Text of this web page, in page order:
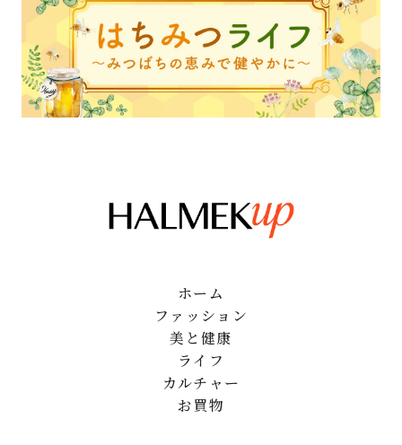
ホーム
ファッション
美と健康
ライフ
カルチャー
お買物